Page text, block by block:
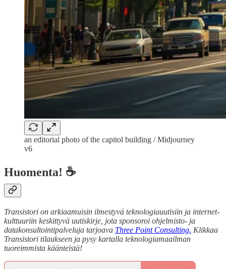
an editorial photo of the capitol building / Midjourney
v6
Huomenta! ☕
Transistori on arkiaamuisin ilmestyvä teknologiauutisiin ja internet-
kulttuuriin keskittyvä uutiskirje, jota sponsoroi ohjelmisto- ja
datakonsultointipalveluja tarjoava Three Point Consulting. Klikkaa
Transistori tilaukseen ja pysy kartalla teknologiamaailman
tuoreimmista käänteistä!